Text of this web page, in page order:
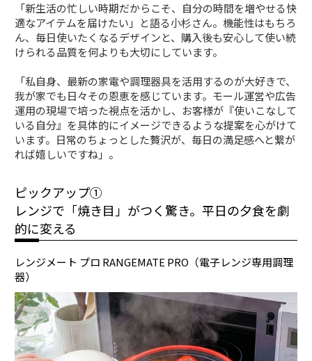
「新生活の忙しい時期だからこそ、自分の時間を増やせる快
適なアイテムを届けたい」と語る小杉さん。機能性はもちろ
ん、毎日使いたくなるデザインと、購入後も安心して使い続
けられる品質を何よりも大切にしています。
「私自身、最新の家電や調理器具を活用するのが大好きで、
我が家でも日々その恩恵を感じています。モール運営や広告
運用の現場で培った視点を活かし、お客様が『使いこなして
いる自分』を具体的にイメージできるような提案を心がけて
います。日常のちょっとした贅沢が、毎日の満足感へと繋が
れば嬉しいですね」。
ピックアップ①
レンジで「焼き目」がつく驚き。平日の夕食を劇
的に変える
レンジメート プロ RANGEMATE PRO（電子レンジ専用調理
器）